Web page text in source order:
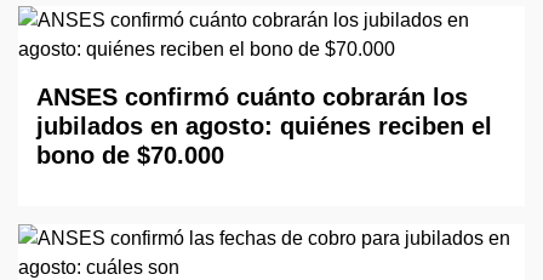
ANSES confirmó cuánto cobrarán los
jubilados en agosto: quiénes reciben el
bono de $70.000